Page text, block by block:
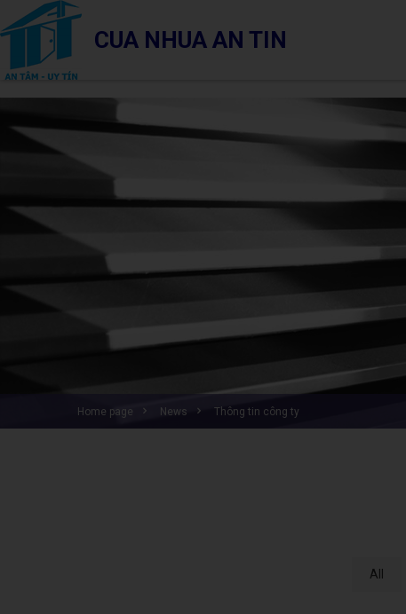
CUA NHUA AN TIN
home page news thông tin công ty
All